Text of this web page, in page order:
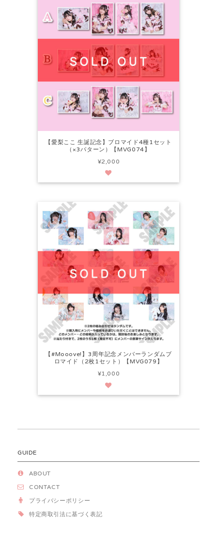
【愛梨ここ 生誕記念】ブロマイド4種1セット
（×3パターン）【MVG074】
¥2,000
【#Mooove!】3周年記念メンバーランダムブ
ロマイド（2枚1セット）【MVG079】
¥1,000
GUIDE
ABOUT
CONTACT
プライバシーポリシー
特定商取引法に基づく表記